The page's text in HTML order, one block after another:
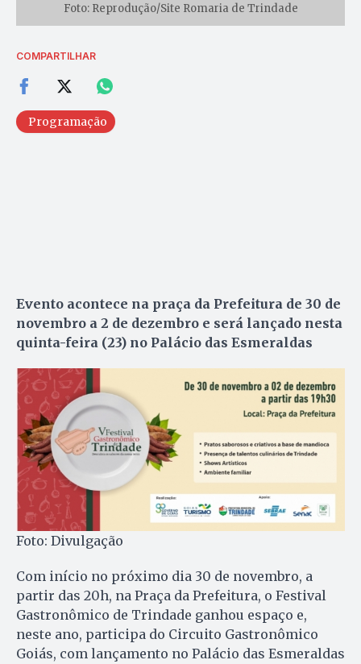
Foto: Reprodução/Site Romaria de Trindade
COMPARTILHAR
Programação
Evento acontece na praça da Prefeitura de 30 de
novembro a 2 de dezembro e será lançado nesta
quinta-feira (23) no Palácio das Esmeraldas
Foto: Divulgação
Com início no próximo dia 30 de novembro, a
partir das 20h, na Praça da Prefeitura, o Festival
Gastronômico de Trindade ganhou espaço e,
neste ano, participa do Circuito Gastronômico
Goiás, com lançamento no Palácio das Esmeraldas